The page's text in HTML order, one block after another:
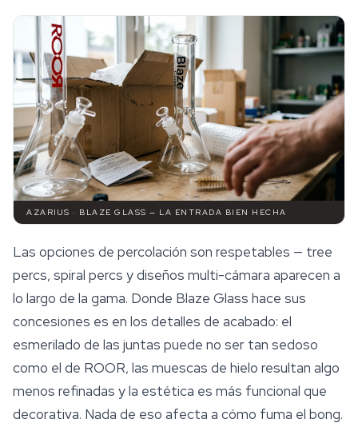
AZARIUS · BLAZE GLASS — LA ENTRADA BIEN HECHA
Las opciones de percolación son respetables — tree
percs, spiral percs y diseños multi-cámara aparecen a
lo largo de la gama. Donde Blaze Glass hace sus
concesiones es en los detalles de acabado: el
esmerilado de las juntas puede no ser tan sedoso
como el de ROOR, las muescas de hielo resultan algo
menos refinadas y la estética es más funcional que
decorativa. Nada de eso afecta a cómo fuma el bong.